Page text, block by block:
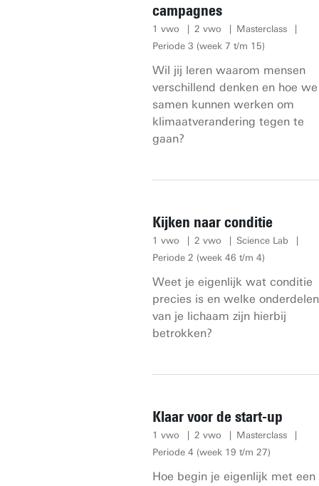
campagnes
1 vwo 2 vwo
Masterclass
Periode 3 (week 7 t/m 15)
Wil jij leren waarom mensen
verschillend denken en hoe we
samen kunnen werken om
klimaatverandering tegen te
gaan?
Kijken naar conditie
1 vwo 2 vwo
Science Lab
Periode 2 (week 46 t/m 4)
Weet je eigenlijk wat conditie
precies is en welke onderdelen
van je lichaam zijn hierbij
betrokken?
Klaar voor de start-up
1 vwo 2 vwo
Masterclass
Periode 4 (week 19 t/m 27)
Hoe begin je eigenlijk met een